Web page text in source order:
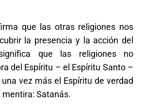
que las otras religiones nos
la presencia y la acción del
que las religiones no
del Espíritu – el Espíritu Santo –
vez más el Espíritu de verdad
Satanás.